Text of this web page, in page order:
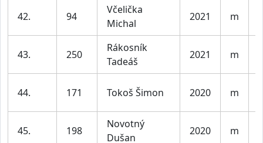
42. 94
Včelička
Michal
2021 m
43. 250
Rákosník
Tadeáš
2021 m
44. 171 Tokoš Šimon 2020 m
45. 198
Novotný
Dušan
2020 m